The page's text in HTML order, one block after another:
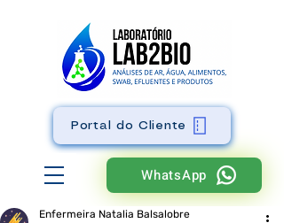
WhatsApp
Portal do Cliente
Enfermeira Natalia Balsalobre